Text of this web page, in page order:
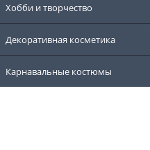
Хобби и творчество
Декоративная косметика
Карнавальные костюмы